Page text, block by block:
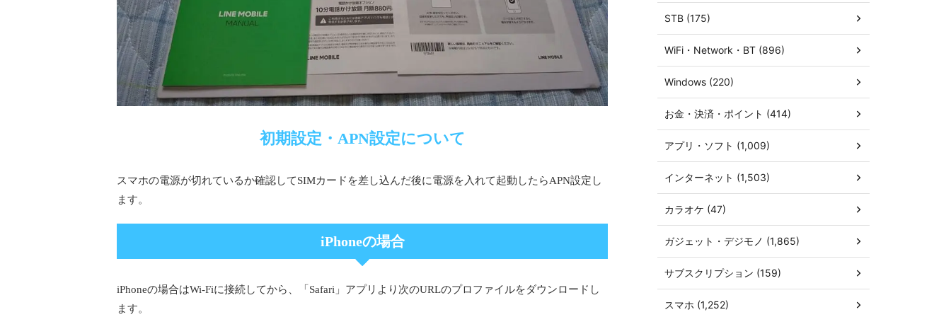
初期設定・APN設定について
スマホの電源が切れているか確認してSIMカードを差し込んだ後に電源を入れて起動したらAPN設定し
ます。
iPhoneの場合
iPhoneの場合はWi-Fiに接続してから、「Safari」アプリより次のURLのプロファイルをダウンロードし
ます。
STB (175)
WiFi・Network・BT (896)
Windows (220)
お金・決済・ポイント (414)
アプリ・ソフト (1,009)
インターネット (1,503)
カラオケ (47)
ガジェット・デジモノ (1,865)
サブスクリプション (159)
スマホ (1,252)